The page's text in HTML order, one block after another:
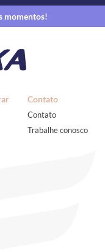
momentos!
Contato
Contato
Trabalhe conosco